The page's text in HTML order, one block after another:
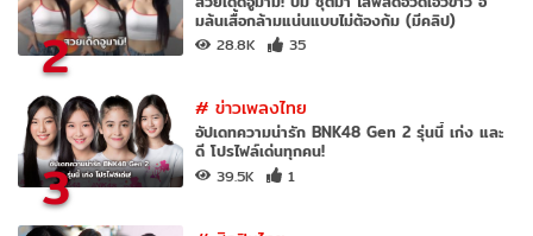
2
มล้นเสื้อกล้ามแน่นแบบไม่ต้องก้ม (มีคลิป)
28.8K 35
3
#ข่าวเพลงไทย
อัปเดทความน่ารัก BNK48 Gen 2 รุ่นนี้ เก่ง และ
ดี โปรไฟล์เด่นทุกคน!
39.5K 1